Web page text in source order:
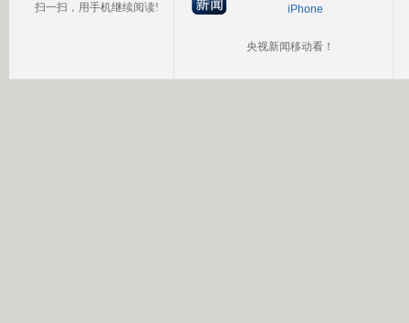
扫一扫，用手机继续阅读! iPhone
央视新闻移动看！